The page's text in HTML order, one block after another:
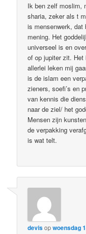
Ik ben zelf moslim,
sharia, zeker als t
is mensenwerk, dat
mening. Het
universeel is en
of op jupiter zit. Het
allerlei leken mij
is de islam een
zieners, soefi’s en
van kennis die
naar de ziel/ het
Mensen zijn
de verpakking
is wat telt.
devisopwoensdag